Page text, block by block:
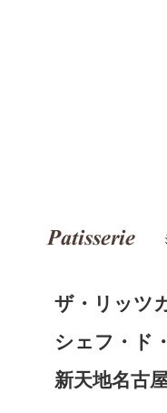
ザ・リッツ
シェフ・ド
新天地名古